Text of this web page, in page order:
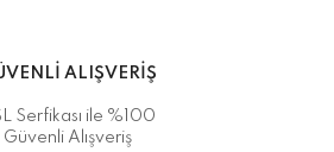
ALIŞVERİŞ
Serfikası ile %100
Güvenli Alışveriş